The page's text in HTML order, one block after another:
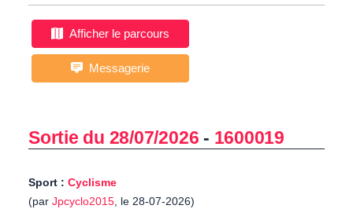
Afficher le parcours
Messagerie
Sortie du 28/07/2026 - 1600019
Sport : Cyclisme
(par Jpcyclo2015, le 28-07-2026)